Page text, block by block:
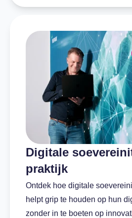
Digitale
praktijk
Ontdek hoe digitale
helpt grip te houden op hun
zonder in te boeten op